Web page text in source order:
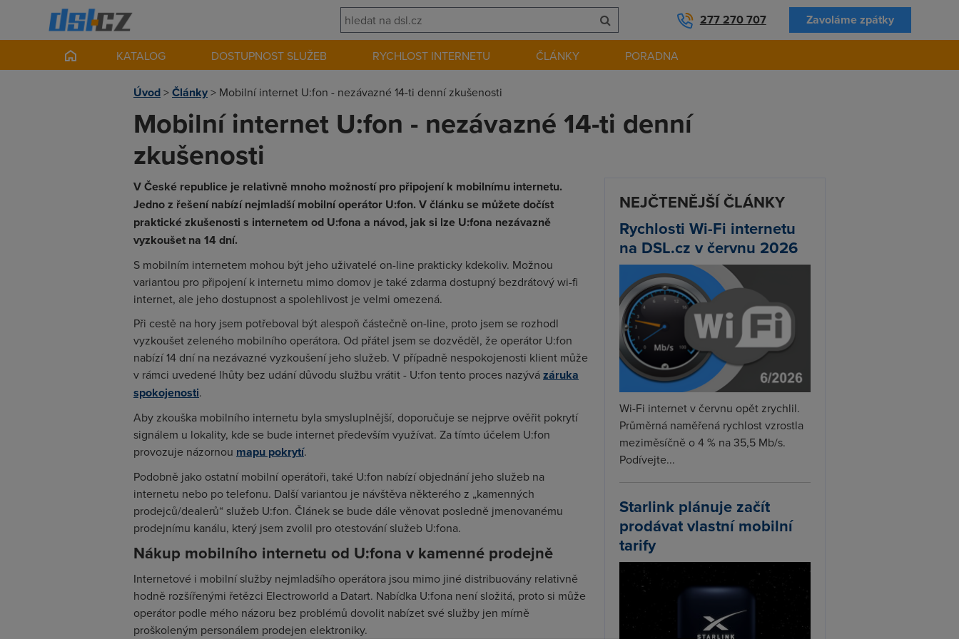
277 270 707 Zavoláme zpátky
KATALOG DOSTUPNOST SLUŽEB RYCHLOST INTERNETU ČLÁNKY PORADNA
Úvod>Články> Mobilní internet U:fon - nezávazné 14-ti denní zkušenosti
Mobilní internet U:fon - nezávazné 14-ti denní
zkušenosti
V České republice je relativně mnoho možností pro připojení k mobilnímu internetu.
Jedno z řešení nabízí nejmladší mobilní operátor U:fon. V článku se můžete dočíst
praktické zkušenosti s internetem od U:fona a návod, jak si lze U:fona nezávazně
vyzkoušet na 14 dní.
S mobilním internetem mohou být jeho uživatelé on-line prakticky kdekoliv. Možnou
variantou pro připojení k internetu mimo domov je také zdarma dostupný bezdrátový wi-fi
internet, ale jeho dostupnost a spolehlivost je velmi omezená.
Při cestě na hory jsem potřeboval být alespoň částečně on-line, proto jsem se rozhodl
vyzkoušet zeleného mobilního operátora. Od přátel jsem se dozvěděl, že operátor U:fon
nabízí 14 dní na nezávazné vyzkoušení jeho služeb. V případně nespokojenosti klient může
v rámci uvedené lhůty bez udání důvodu službu vrátit - U:fon tento proces nazývázáruka
spokojenosti.
Aby zkouška mobilního internetu byla smysluplnější, doporučuje se nejprve ověřit pokrytí
signálem u lokality, kde se bude internet především využívat. Za tímto účelem U:fon
provozuje názornou mapu pokrytí.
Podobně jako ostatní mobilní operátoři, také U:fon nabízí objednání jeho služeb na
internetu nebo po telefonu. Další variantou je návštěva některého z „kamenných
prodejců/dealerů“ služeb U:fon. Článek se bude dále věnovat posledně jmenovanému
prodejnímu kanálu, který jsem zvolil pro otestování služeb U:fona.
Nákup mobilního internetu od U:fona v kamenné prodejně
Internetové i mobilní služby nejmladšího operátora jsou mimo jiné distribuovány relativně
hodně rozšířenými řetězci Electroworld a Datart. Nabídka U:fona není složitá, proto si může
operátor podle mého názoru bez problémů dovolit nabízet své služby jen mírně
proškoleným personálem prodejen elektroniky.
NEJČTENĚJŠÍ ČLÁNKY
Rychlosti Wi-Fi internetu
na DSL.cz v červnu 2026
Wi-Fi internet v červnu opět zrychlil.
Průměrná naměřená rychlost vzrostla
meziměsíčně o 4 % na 35,5 Mb/s.
Podívejte...
Starlink plánuje začít
prodávat vlastní mobilní
tarify